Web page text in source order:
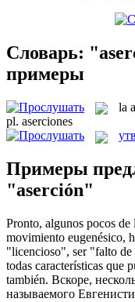
Словарь:
примеры
la
pl. aserciones
Примеры
"aserción"
Pronto, algunos pocos de
movimiento eugenésico,
"licencioso", ser "falto
todas características que
también. Вскоре,
называемого